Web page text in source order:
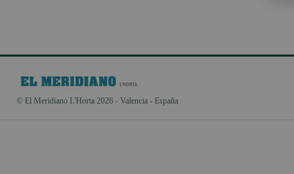
© El Meridiano L'Horta 2026 - Valencia - España